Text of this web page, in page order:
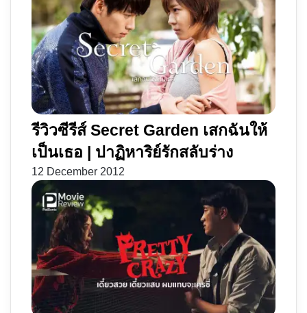
รีวิวซีรีส์ Secret Garden เสกฉันให้
เป็นเธอ | ปาฏิหาริย์รักสลับร่าง
12 December 2012